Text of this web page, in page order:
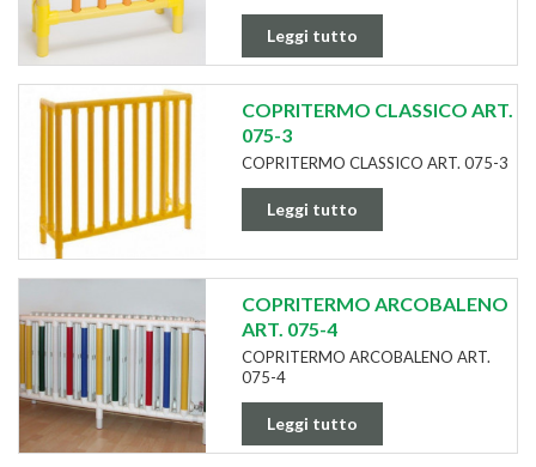
Leggi tutto
COPRITERMO CLASSICO ART.
075-3
COPRITERMO CLASSICO ART. 075-3
Leggi tutto
COPRITERMO ARCOBALENO
ART. 075-4
COPRITERMO ARCOBALENO ART.
075-4
Leggi tutto